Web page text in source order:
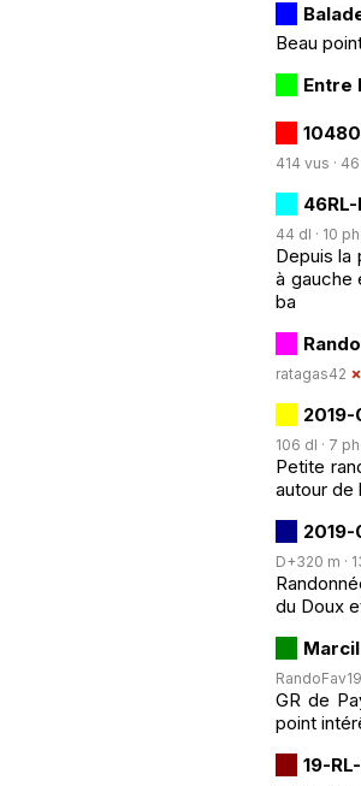
Beau
Entre
414 vus ·
44 dl · 10
Depuis la
à gauche
ba
ratagas42
106 dl · 7
Petite
autour de
D+320 m ·
du Doux
RandoFav19
GR de
point
19-